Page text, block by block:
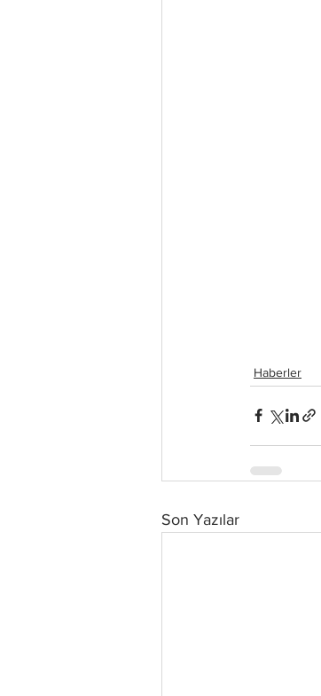
Haberler
Son Yazılar